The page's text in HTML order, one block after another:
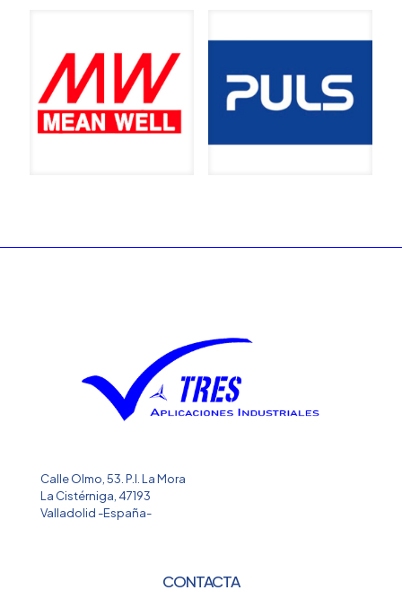
Calle Olmo, 53. P.I. La Mora
La Cistérniga, 47193
Valladolid -España-
CONTACTA